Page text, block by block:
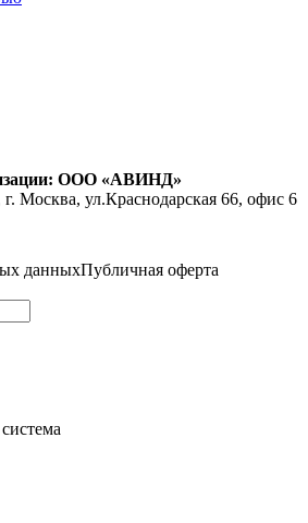
ООО «АВИНД»
г. Москва, ул.Краснодарская 66, офис 6
данныхПубличная оферта